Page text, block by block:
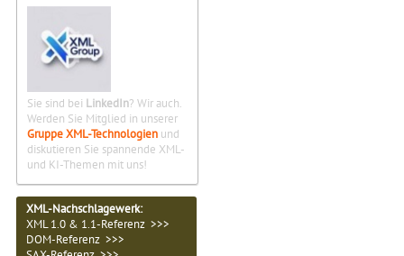
Sie sind bei LinkedIn? Wir auch.
Werden Sie Mitglied in unserer
Gruppe XML-Technologien und
diskutieren Sie spannende XML-
und KI-Themen mit uns!
XML-Nachschlagewerk:
XML 1.0 & 1.1-Referenz >>>
DOM-Referenz >>>